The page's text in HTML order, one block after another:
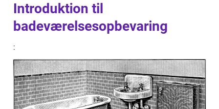
Introduktion til
badeværelsesopbevaring
: